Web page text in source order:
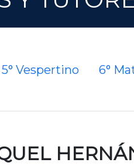
5° Vespertino 6°